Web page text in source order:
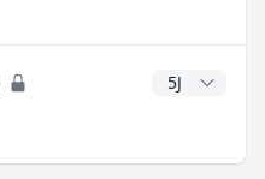
CAGR Jahre